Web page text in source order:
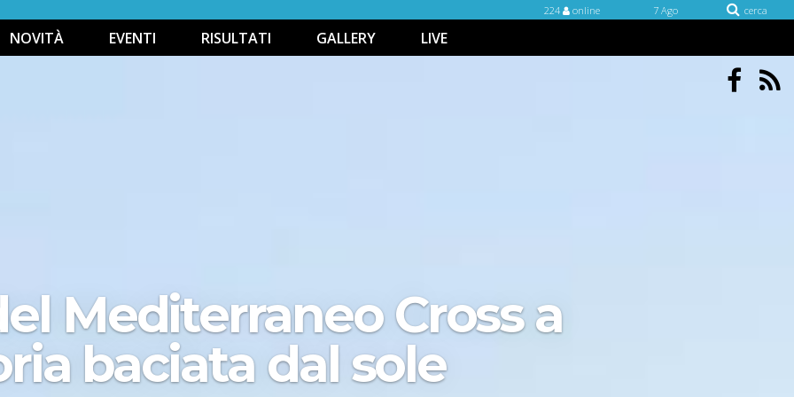
cerca
7 Ago
224 online
NOVITÀ EVENTI RISULTATI GALLERY LIVE
Mediterraneo Cross a
baciata dal sole